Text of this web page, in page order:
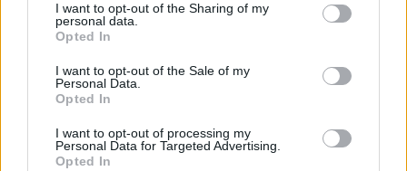
I want to opt-out of the Sharing of my
personal data.
Opted In
I want to opt-out of the Sale of my
Personal Data.
Opted In
I want to opt-out of processing my
Personal Data for Targeted Advertising.
Opted In
SZÉKELYHON